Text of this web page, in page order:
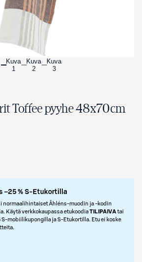
Kuva
1
Kuva
2
Kuva
3
Toffee pyyhe 48x70cm
–25 % S-Etukortilla
normaalihintaiset Åhléns-muodin ja -kodin
Käytä verkkokaupassa etukoodiaTILIPAIVAtai
ja S‑Etukortilla. Etu ei koske